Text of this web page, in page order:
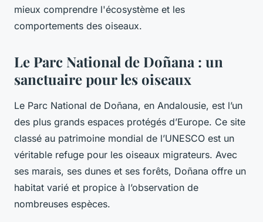
mieux comprendre l'écosystème et les
comportements des oiseaux.
Le Parc National de Doñana : un
sanctuaire pour les oiseaux
Le Parc National de Doñana, en Andalousie, est l’un
des plus grands espaces protégés d’Europe. Ce site
classé au patrimoine mondial de l’UNESCO est un
véritable refuge pour les oiseaux migrateurs. Avec
ses marais, ses dunes et ses forêts, Doñana offre un
habitat varié et propice à l’observation de
nombreuses espèces.